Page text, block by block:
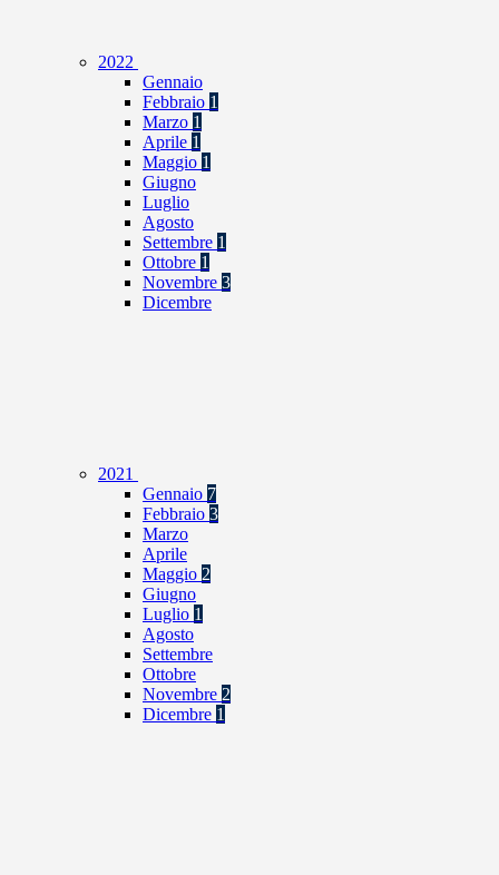
2022
Gennaio
Febbraio 1
Marzo 1
Aprile 1
Maggio 1
Giugno
Luglio
Agosto
Settembre 1
Ottobre 1
Novembre 3
Dicembre
2021
Gennaio 7
Febbraio 3
Marzo
Aprile
Maggio 2
Giugno
Luglio 1
Agosto
Settembre
Ottobre
Novembre 2
Dicembre 1